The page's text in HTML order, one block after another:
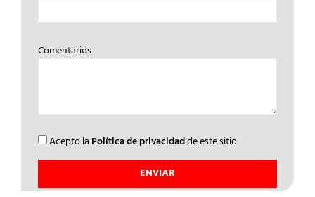
Comentarios
Acepto la Política de privacidadde este sitio